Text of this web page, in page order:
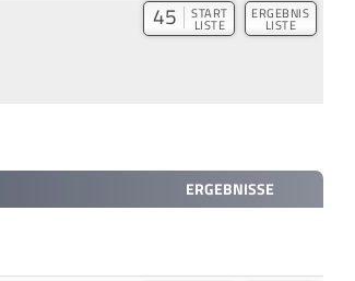
45 START
LISTE
ERGEBNIS
LISTE
ERGEBNISSE